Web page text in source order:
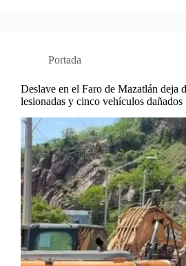
Portada
Deslave en el Faro de Mazatlán deja
lesionadas y cinco vehículos dañados